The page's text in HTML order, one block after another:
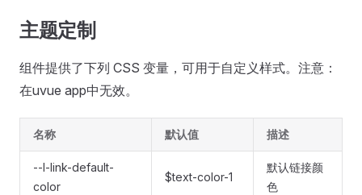
主题定制
组件提供了下列 CSS 变量，可用于自定义样式。注意：
在uvue app中无效。
名称 默认值 描述
--l-link-default-
color
$text-color-1
默认链接颜
色